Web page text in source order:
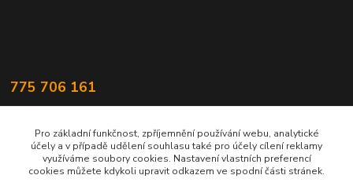
775 706 161
Pro základní funkčnost, zpříjemnění používání webu, analytické
účely a v případě udělení souhlasu také pro účely cílení reklamy
využíváme soubory cookies. Nastavení vlastních preferencí
cookies můžete kdykoli upravit odkazem ve spodní části stránek.